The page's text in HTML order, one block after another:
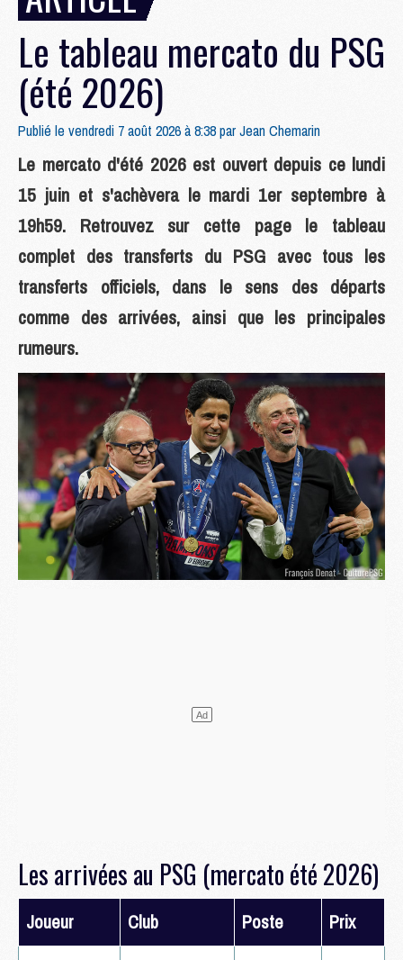
Le tableau mercato du PSG
(été 2026)
Publié le vendredi 7 août 2026 à 8:38 parJean Chemarin
Le mercato d'été 2026 est ouvert depuis ce lundi
15 juin et s'achèvera le mardi 1er septembre à
19h59. Retrouvez sur cette page le tableau
complet des transferts du PSG avec tous les
transferts officiels, dans le sens des départs
comme des arrivées, ainsi que les principales
rumeurs.
Les arrivées au PSG (mercato été 2026)
Joueur Club Poste
Prix